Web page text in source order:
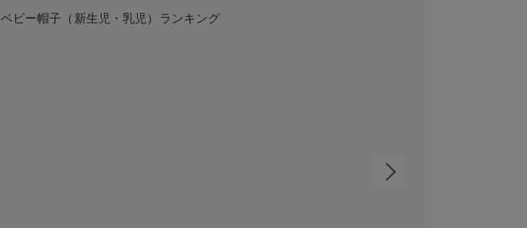
ベビー帽子（新生児・乳児）ランキング